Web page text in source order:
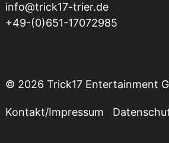
info@trick17-trier.de
+49-(0)651-17072985
© 2026 Trick17 Entertainment
Kontakt/Impressum